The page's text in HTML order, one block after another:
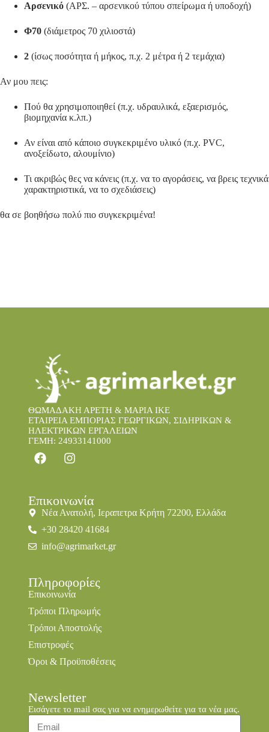
Αρσενικό (ΑΡΣ. – αρσενικού τύπου σπείρωμα ή υποδοχή)
Φ70 (διάμετρος 70 χιλιοστά)
2 (ίσως ποσότητα ή μήκος, π.χ. 2 μέτρα ή 2 τεμάχια)
Αν μου πεις:
Πού θα χρησιμοποιηθεί (π.χ. υδραυλικά, εξαερισμός,
βιομηχανία κ.λπ.)
Αν είναι από κάποιο συγκεκριμένο υλικό (π.χ. PVC,
ανοξείδωτο, αλουμίνιο)
Τι ακριβώς θες να κάνεις (π.χ. να το αγοράσεις, να βρεις τεχνικά
χαρακτηριστικά, να το σχεδιάσεις)
θα σε βοηθήσω πολύ πιο συγκεκριμένα!
ΘΩΜΑΔΑΚΗ ΑΡΕΤΗ & ΜΑΡΙΑ IKE
ΕΤΑΙΡΕΙΑ ΕΜΠΟΡΙΑΣ ΓΕΩΡΓΙΚΩΝ, ΣΙΔΗΡΙΚΩΝ &
ΗΛΕΚΤΡΙΚΩΝ ΕΡΓΑΛΕΙΩΝ
ΓΕΜΗ: 24933141000
Επικοινωνία
Νέα Ανατολή, Ιεραπετρα Κρήτη 72200, Ελλάδα
+30 28420 41684
info@agrimarket.gr
Πληροφορίες
Επικοινωνία
Τρόποι Πληρωμής
Τρόποι Αποστολής
Επιστροφές
Όροι & Προϋποθέσεις
Newsletter
Εισάγετε το mail σας για να ενημερωθείτε για τα νέα μας.